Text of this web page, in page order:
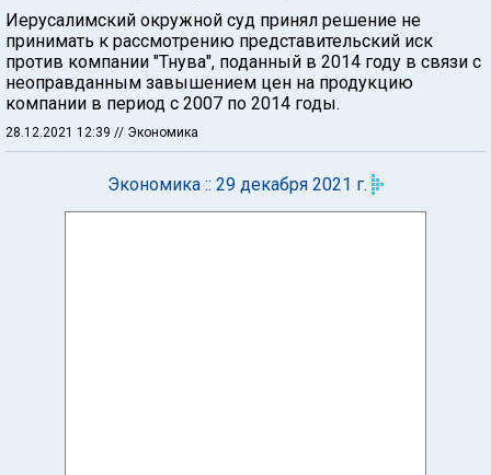
Иерусалимский окружной суд принял решение не
принимать к рассмотрению представительский иск
против компании "Тнува", поданный в 2014 году в связи с
неоправданным завышением цен на продукцию
компании в период с 2007 по 2014 годы.
28.12.2021 12:39 // Экономика
Экономика :: 29 декабря 2021 г.